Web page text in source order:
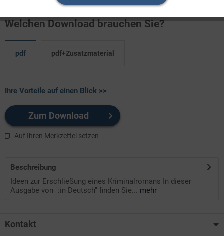
Welchen Download brauchen Sie?
pdf pdf+Zusatzmaterial
Ihre Vorteile auf einen Blick >>
Zum Download
Auf Ihren Merkzettel setzen
Beschreibung
Ideen zur Erschließung eines Kriminalromans In dieser
Ausgabe von ":in Deutsch" finden Sie... mehr
Kontakt